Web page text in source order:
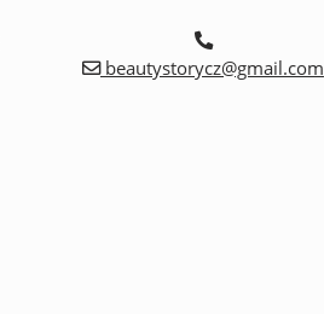
beautystorycz@gmail.com